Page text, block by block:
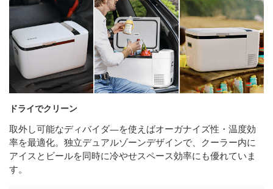
ドライでクリーン
取外し可能なディバイダ―を使えばオーガナイズ性・温度効
率を最適化。独立デュアルゾーンデザインで、クーラー内に
アイスとビールを同時に冷やせスペース効率にも優れていま
す。